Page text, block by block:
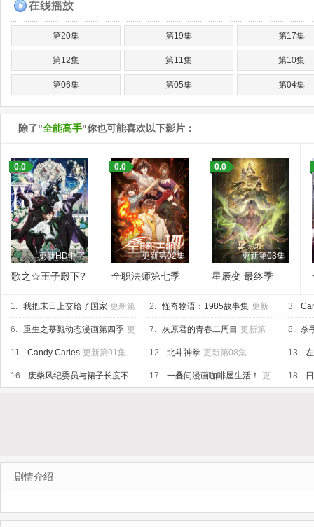
第20集 第19集 第17集
第12集 第11集 第10集
第06集 第05集 第04集
除了"全能高手"你也可能喜欢以下影片：
更新HD中字
0.0
歌之☆王子殿下?
XXXX剧场版
更新第02集
0.0
全职法师第七季
更新第03集
0.0
星辰变 最终季
1. 我把末日上交给了国家 更新第
17集
2. 怪奇物语：1985故事集 更新
第10集
3.
新第05
6. 重生之慕甄动态漫画第四季 更
新第20集
7. 灰原君的青春二周目 更新第
07集
8. 杀
11. Candy Caries 更新第01集 12. 北斗神拳 更新第08集 13.
16. 废柴风纪委员与裙子长度不 17. 一叠间漫画咖啡屋生活！ 更 18.
剧情介绍